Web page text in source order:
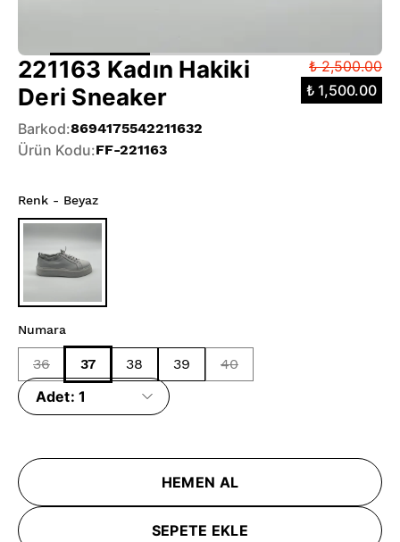
221163 Kadın Hakiki
Deri Sneaker
₺ 2,500.00
₺ 1,500.00
Barkod:8694175542211632
Ürün Kodu:FF-221163
Renk - Beyaz
Numara
36 37 38 39 40
Adet:1
HEMEN AL
SEPETE EKLE